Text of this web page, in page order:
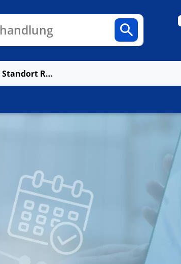
MVZ Dres. Schneider Standort Ramstein-Miesenbach